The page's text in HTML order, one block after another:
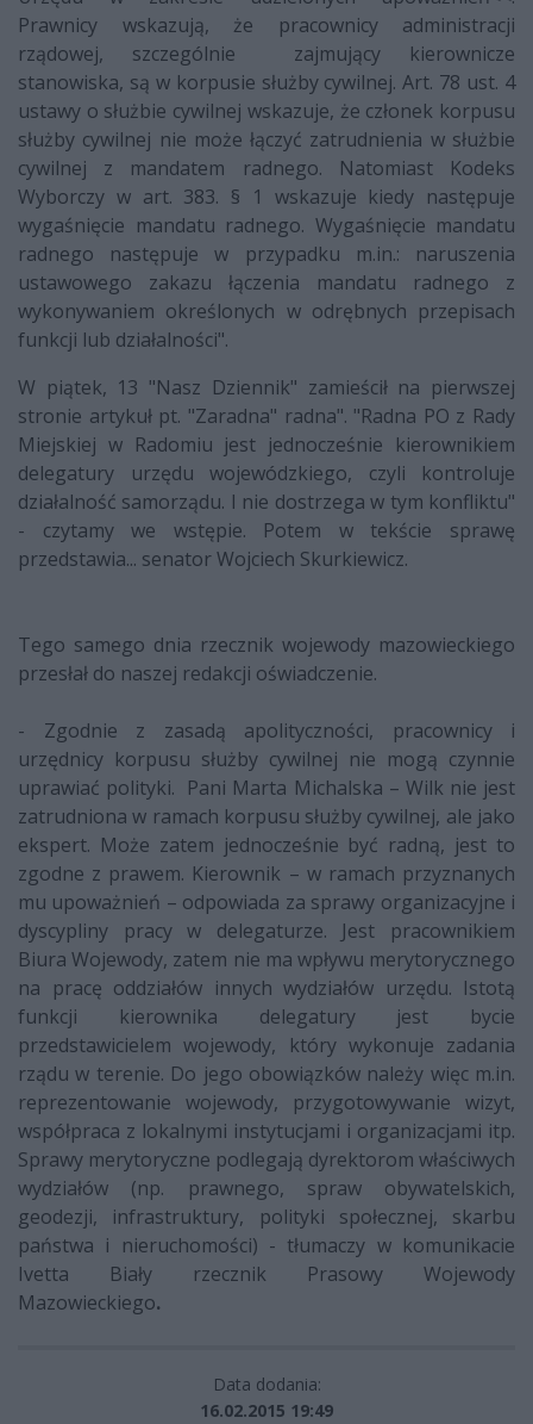
Prawnicy wskazują, że pracownicy administracji
rządowej, szczególnie zajmujący kierownicze
stanowiska, są w korpusie służby cywilnej. Art. 78 ust. 4
ustawy o służbie cywilnej wskazuje, że członek korpusu
służby cywilnej nie może łączyć zatrudnienia w służbie
cywilnej z mandatem radnego. Natomiast Kodeks
Wyborczy w art. 383. § 1 wskazuje kiedy następuje
wygaśnięcie mandatu radnego. Wygaśnięcie mandatu
radnego następuje w przypadku m.in.: naruszenia
ustawowego zakazu łączenia mandatu radnego z
wykonywaniem określonych w odrębnych przepisach
funkcji lub działalności".
W piątek, 13 "Nasz Dziennik" zamieścił na pierwszej
stronie artykuł pt. "Zaradna" radna". "Radna PO z Rady
Miejskiej w Radomiu jest jednocześnie kierownikiem
delegatury urzędu wojewódzkiego, czyli kontroluje
działalność samorządu. I nie dostrzega w tym konfliktu"
- czytamy we wstępie. Potem w tekście sprawę
przedstawia... senator Wojciech Skurkiewicz.
Tego samego dnia rzecznik wojewody mazowieckiego
przesłał do naszej redakcji oświadczenie.
- Zgodnie z zasadą apolityczności, pracownicy i
urzędnicy korpusu służby cywilnej nie mogą czynnie
uprawiać polityki. Pani Marta Michalska – Wilk nie jest
zatrudniona w ramach korpusu służby cywilnej, ale jako
ekspert. Może zatem jednocześnie być radną, jest to
zgodne z prawem. Kierownik – w ramach przyznanych
mu upoważnień – odpowiada za sprawy organizacyjne i
dyscypliny pracy w delegaturze. Jest pracownikiem
Biura Wojewody, zatem nie ma wpływu merytorycznego
na pracę oddziałów innych wydziałów urzędu. Istotą
funkcji kierownika delegatury jest bycie
przedstawicielem wojewody, który wykonuje zadania
rządu w terenie. Do jego obowiązków należy więc m.in.
reprezentowanie wojewody, przygotowywanie wizyt,
współpraca z lokalnymi instytucjami i organizacjami itp.
Sprawy merytoryczne podlegają dyrektorom właściwych
wydziałów (np. prawnego, spraw obywatelskich,
geodezji, infrastruktury, polityki społecznej, skarbu
państwa i nieruchomości) - tłumaczy w komunikacie
Ivetta Biały rzecznik Prasowy Wojewody
Mazowieckiego.
Data dodania:
16.02.2015 19:49